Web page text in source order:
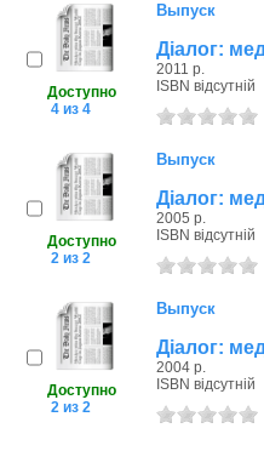
Доступно
4 из 4
Выпуск
Діалог:
2011 р.
ISBN відсутній
Доступно
2 из 2
Выпуск
Діалог:
2005 р.
ISBN відсутній
Доступно
2 из 2
Выпуск
Діалог:
2004 р.
ISBN відсутній